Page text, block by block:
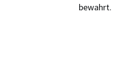
bewahrt.